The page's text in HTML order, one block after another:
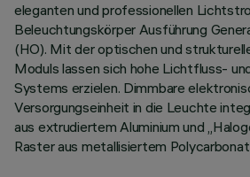
eleganten und professionellen
Beleuchtungskörper Ausführung
(HO). Mit der optischen und
Moduls lassen sich hohe Lichtfluss-
Systems erzielen. Dimmbare
Versorgungseinheit in die Leuchte
aus extrudiertem Aluminium und
Raster aus metallisiertem